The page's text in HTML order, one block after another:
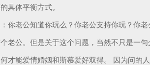
具体平衡方式。
你老公知道你玩么？你老公支持你玩？你
老公。但是关于这个问题，当然不只是一
才能爱情婚姻和斯慕爱好双得。 因为问